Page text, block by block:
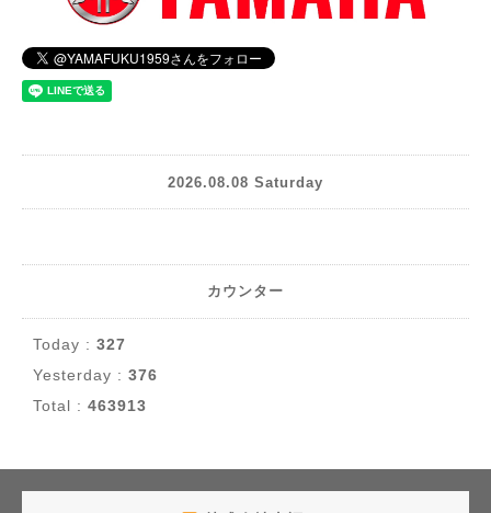
2026.08.08 Saturday
カウンター
Today : 327
Yesterday : 376
Total : 463913